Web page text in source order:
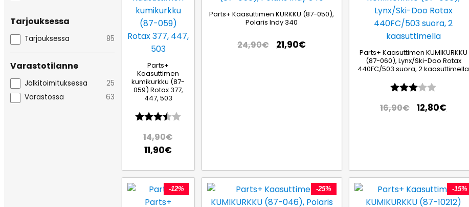
Tarjouksessa
Tarjouksessa 85
Varastotilanne
Jälkitoimituksessa
25
Varastossa
63
Parts+
Kaasuttimen
kumikurkku (87-
059) Rotax 377,
447, 503
Arvio:
14,90€
11,90€
Parts+ Kaasuttimen KURKKU (87-050),
Polaris Indy 340
24,90€ 21,90€
Parts+ Kaasuttimen KUMIKURKKU
(87-060), Lynx/Ski-Doo Rotax
440FC/503 suora, 2 kaasuttimella
Arvio:
16,90€ 12,80€
-12% -25% -15%